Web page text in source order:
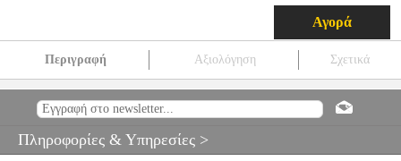
Αγορά
Περιγραφή Αξιολόγηση Σχετικά
REMUS LUPIN WITH THE SHRIEKING SHACK #156
DELUXE: HARRY POTTER CHAMBER OF SECRETS -
Πληροφορίες & Υπηρεσίες >